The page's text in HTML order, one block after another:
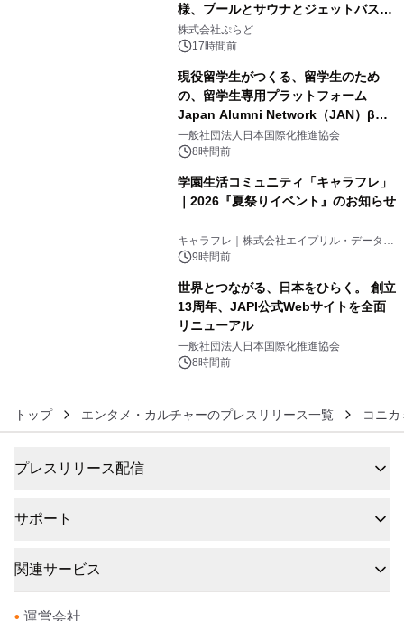
様、プールとサウナとジェットバス付
きで Villa Mon Temps AWAJIの連泊
素泊りプラン
株式会社ぷらど
17時間前
現役留学生がつくる、留学生のため
の、留学生専用プラットフォーム
Japan Alumni Network（JAN）β版
をリリース
一般社団法人日本国際化推進協会
8時間前
学園生活コミュニティ「キャラフレ」
｜2026『夏祭りイベント』のお知らせ
キャラフレ｜株式会社エイプリル・データ・
デザインズ
9時間前
世界とつながる、日本をひらく。 創立
13周年、JAPI公式Webサイトを全面
リニューアル
一般社団法人日本国際化推進協会
8時間前
トップ エンタメ・カルチャーのプレスリリース一覧 コニ
プレスリリース配信
サポート
関連サービス
• 運営会社